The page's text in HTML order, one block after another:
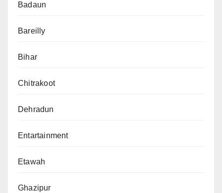
Badaun
Bareilly
Bihar
Chitrakoot
Dehradun
Entartainment
Etawah
Ghazipur